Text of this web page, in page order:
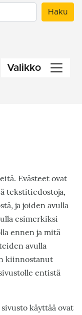
Haku
Valikko
Evästeet ovat
tekstitiedostoja,
ja joiden avulla
esimerkiksi
ennen ja mitä
avulla
kiinnostanut
entistä
käyttää ovat